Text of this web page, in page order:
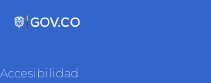
Accesibilidad